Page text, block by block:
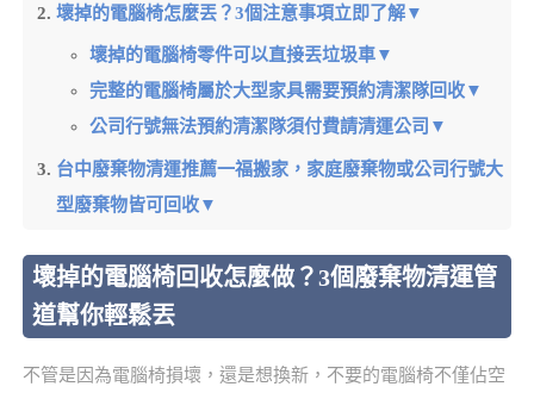
壞掉的電腦椅怎麼丟？3個注意事項立即了解▼
壞掉的電腦椅零件可以直接丟垃圾車▼
完整的電腦椅屬於大型家具需要預約清潔隊回收▼
公司行號無法預約清潔隊須付費請清運公司▼
台中廢棄物清運推薦一福搬家，家庭廢棄物或公司行號大
型廢棄物皆可回收▼
壞掉的電腦椅回收怎麼做？3個廢棄物清運管
道幫你輕鬆丟
不管是因為電腦椅損壞，還是想換新，不要的電腦椅不僅佔空